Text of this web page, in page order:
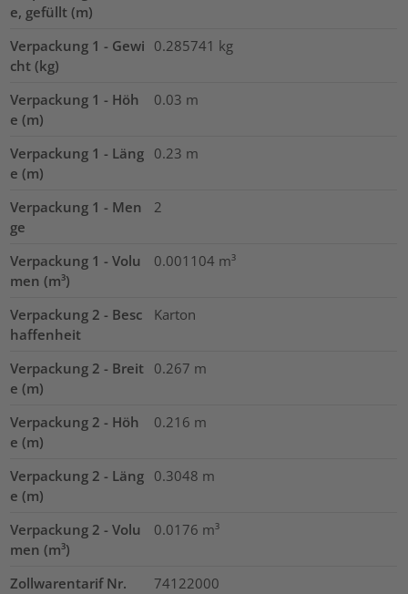
e, gefüllt (m)
Verpackung 1 - Gewi
cht (kg)
0.285741 kg
Verpackung 1 - Höh
e (m)
0.03 m
Verpackung 1 - Läng
e (m)
0.23 m
Verpackung 1 - Men
ge
2
Verpackung 1 - Volu
men (m³)
0.001104 m³
Verpackung 2 - Besc
haffenheit
Karton
Verpackung 2 - Breit
e (m)
0.267 m
Verpackung 2 - Höh
e (m)
0.216 m
Verpackung 2 - Läng
e (m)
0.3048 m
Verpackung 2 - Volu
men (m³)
0.0176 m³
Zollwarentarif Nr. 74122000